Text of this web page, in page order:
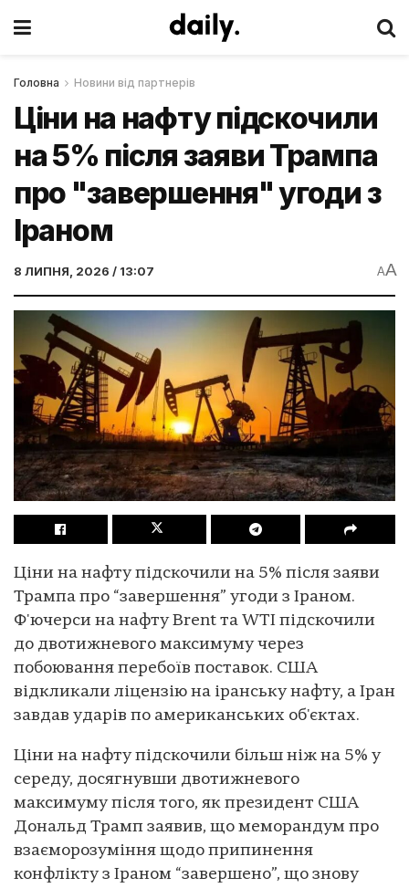
Головна Новини від партнерів
Ціни на нафту підскочили
на 5% після заяви Трампа
про "завершення" угоди з
Іраном
8 ЛИПНЯ, 2026 / 13:07 AA
Ціни на нафту підскочили на 5% після заяви
Трампа про “завершення” угоди з Іраном.
Ф'ючерси на нафту Brent та WTI підскочили
до двотижневого максимуму через
побоювання перебоїв поставок. США
відкликали ліцензію на іранську нафту, а Іран
завдав ударів по американських об'єктах.
Ціни на нафту підскочили більш ніж на 5% у
середу, досягнувши двотижневого
максимуму після того, як президент США
Дональд Трамп заявив, що меморандум про
взаєморозуміння щодо припинення
конфлікту з Іраном “завершено”, що знову